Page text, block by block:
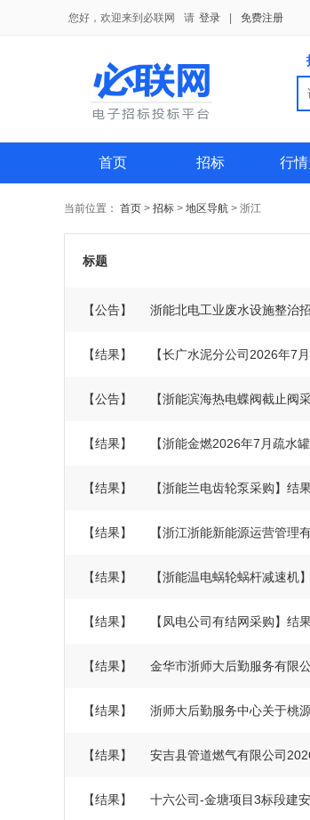
您好，欢迎来到必联网 请 登录 免费注册
首页 招标 行情
当前位置： 首页 > 招标 > 地区导航 > 浙江
标题
【公告】 浙能北电工业废水设施整治
【结果】 【长广水泥分公司2026年7
【公告】 【浙能滨海热电蝶阀截止阀
【结果】 【浙能金燃2026年7月疏水
【结果】 【浙能兰电齿轮泵采购】结
【结果】 【浙江浙能新能源运营管理
【结果】 【浙能温电蜗轮蜗杆减速机
【结果】 【凤电公司有结网采购】结
【结果】 金华市浙师大后勤服务有限
【结果】 浙师大后勤服务中心关于桃
【结果】 安吉县管道燃气有限公司
【结果】 十六公司-金塘项目3标段建